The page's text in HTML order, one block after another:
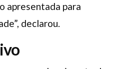
apresentada para
declarou.